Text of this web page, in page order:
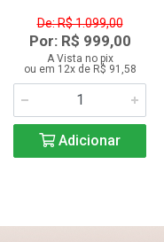
De: R$ 1.099,00
Por: R$ 999,00
A Vista no pix
ou em 12x de R$ 91,58
Adicionar